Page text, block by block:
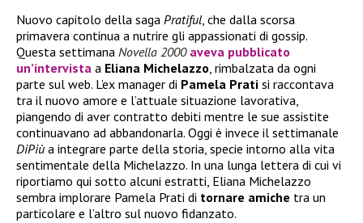
Nuovo capitolo della saga Pratiful, che dalla scorsa
primavera continua a nutrire gli appassionati di gossip.
Questa settimana Novella 2000aveva pubblicato
un’intervista a Eliana Michelazzo, rimbalzata da ogni
parte sul web. L’ex manager di Pamela Prati si raccontava
tra il nuovo amore e l’attuale situazione lavorativa,
piangendo di aver contratto debiti mentre le sue assistite
continuavano ad abbandonarla. Oggi è invece il settimanale
DiPiù a integrare parte della storia, specie intorno alla vita
sentimentale della Michelazzo. In una lunga lettera di cui vi
riportiamo qui sotto alcuni estratti, Eliana Michelazzo
sembra implorare Pamela Prati di tornare amiche tra un
particolare e l’altro sul nuovo fidanzato.